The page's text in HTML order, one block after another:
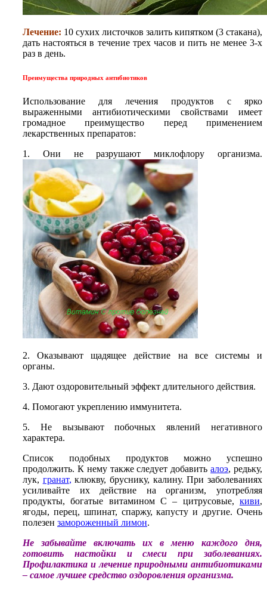
Лечение: 10 сухих листочков залить кипятком (3 стакана),
дать настояться в течение трех часов и пить не менее 3-х
раз в день.
Преимущества природных антибиотиков
Использование для лечения продуктов с ярко
выраженными антибиотическими свойствами имеет
громадное преимущество перед применением
лекарственных препаратов:
1. Они не разрушают миклофлору организма.
2. Оказывают щадящее действие на все системы и
органы.
3. Дают оздоровительный эффект длительного действия.
4. Помогают укреплению иммунитета.
5. Не вызывают побочных явлений негативного
характера.
Список подобных продуктов можно успешно
продолжить. К нему также следует добавитьалоэ, редьку,
лук, гранат, клюкву, бруснику, калину. При заболеваниях
усиливайте их действие на организм, употребляя
продукты, богатые витамином С – цитрусовые, киви,
ягоды, перец, шпинат, спаржу, капусту и другие. Очень
полезен замороженный лимон.
Не забывайте включать их в меню каждого дня,
готовить настойки и смеси при заболеваниях.
Профилактика и лечение природными антибиотиками
– самое лучшее средство оздоровления организма.